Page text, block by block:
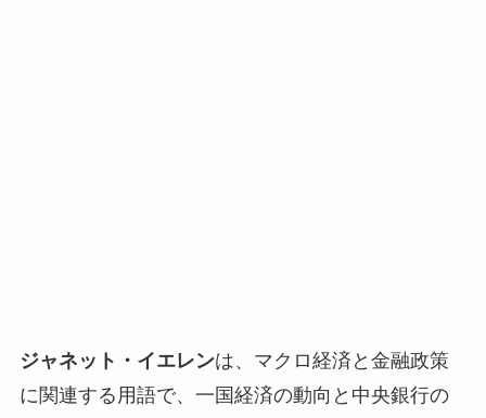
ジャネット・イエレンは、マクロ経済と金融政策
に関連する用語で、一国経済の動向と中央銀行の